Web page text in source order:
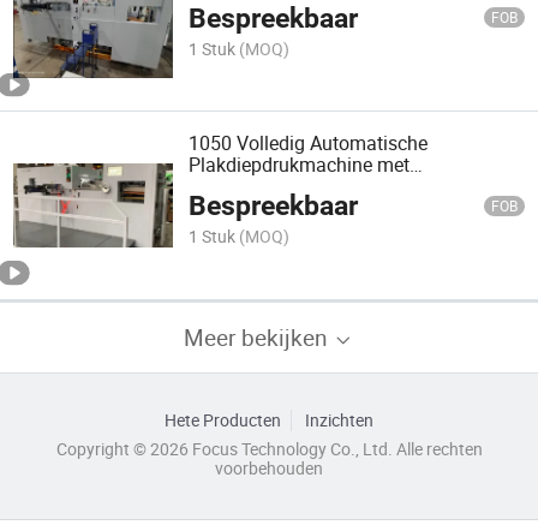
Bespreekbaar FOB
1 Stuk (MOQ)
1050 Volledig Automatische
Plakdiepdrukmachine met
Bespreekbaar FOB
1 Stuk (MOQ)
Meer bekijken
Hete Producten
Inzichten
Copyright © 2026 Focus Technology Co., Ltd. Alle rechten
voorbehouden